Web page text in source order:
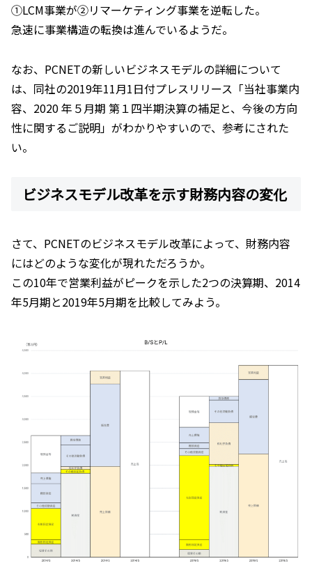
①LCM事業が②リマーケティング事業を逆転した。
急速に事業構造の転換は進んでいるようだ。
なお、PCNETの新しいビジネスモデルの詳細について
は、同社の2019年11月1日付プレスリリース「当社事業内
容、2020 年５月期 第１四半期決算の補足と、今後の方向
性に関するご説明」がわかりやすいので、参考にされた
い。
ビジネスモデル改革を示す財務内容の変化
さて、PCNETのビジネスモデル改革によって、財務内容
にはどのような変化が現れただろうか。
この10年で営業利益がピークを示した2つの決算期、2014
年5月期と2019年5月期を比較してみよう。